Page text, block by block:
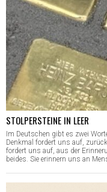
STOLPERSTEINE IN LEER
Im Deutschen gibt es zwei
Denkmal fordert uns auf,
fordert uns auf, aus der
beides. Sie erinnern uns an